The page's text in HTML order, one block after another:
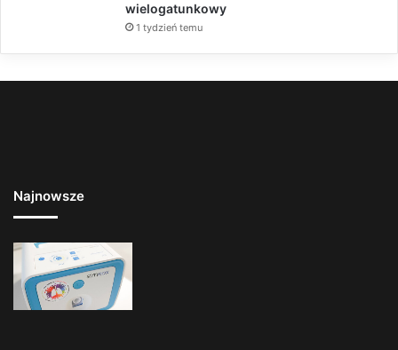
wielogatunkowy
1 tydzień temu
Najnowsze